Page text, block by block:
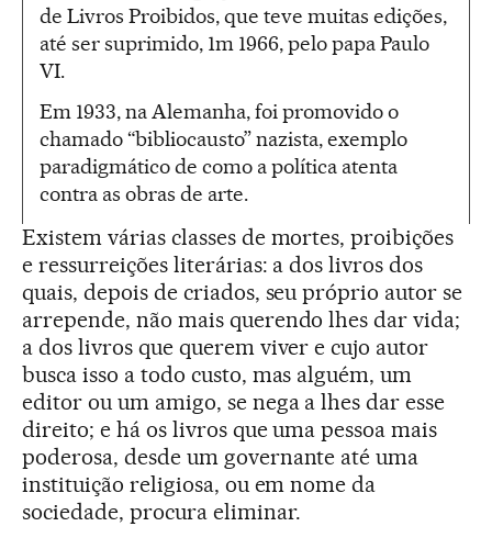
de Livros Proibidos, que teve muitas edições,
até ser suprimido, 1m 1966, pelo papa Paulo
VI.
Em 1933, na Alemanha, foi promovido o
chamado “bibliocausto” nazista, exemplo
paradigmático de como a política atenta
contra as obras de arte.
Existem várias classes de mortes, proibições
e ressurreições literárias: a dos livros dos
quais, depois de criados, seu próprio autor se
arrepende, não mais querendo lhes dar vida;
a dos livros que querem viver e cujo autor
busca isso a todo custo, mas alguém, um
editor ou um amigo, se nega a lhes dar esse
direito; e há os livros que uma pessoa mais
poderosa, desde um governante até uma
instituição religiosa, ou em nome da
sociedade, procura eliminar.